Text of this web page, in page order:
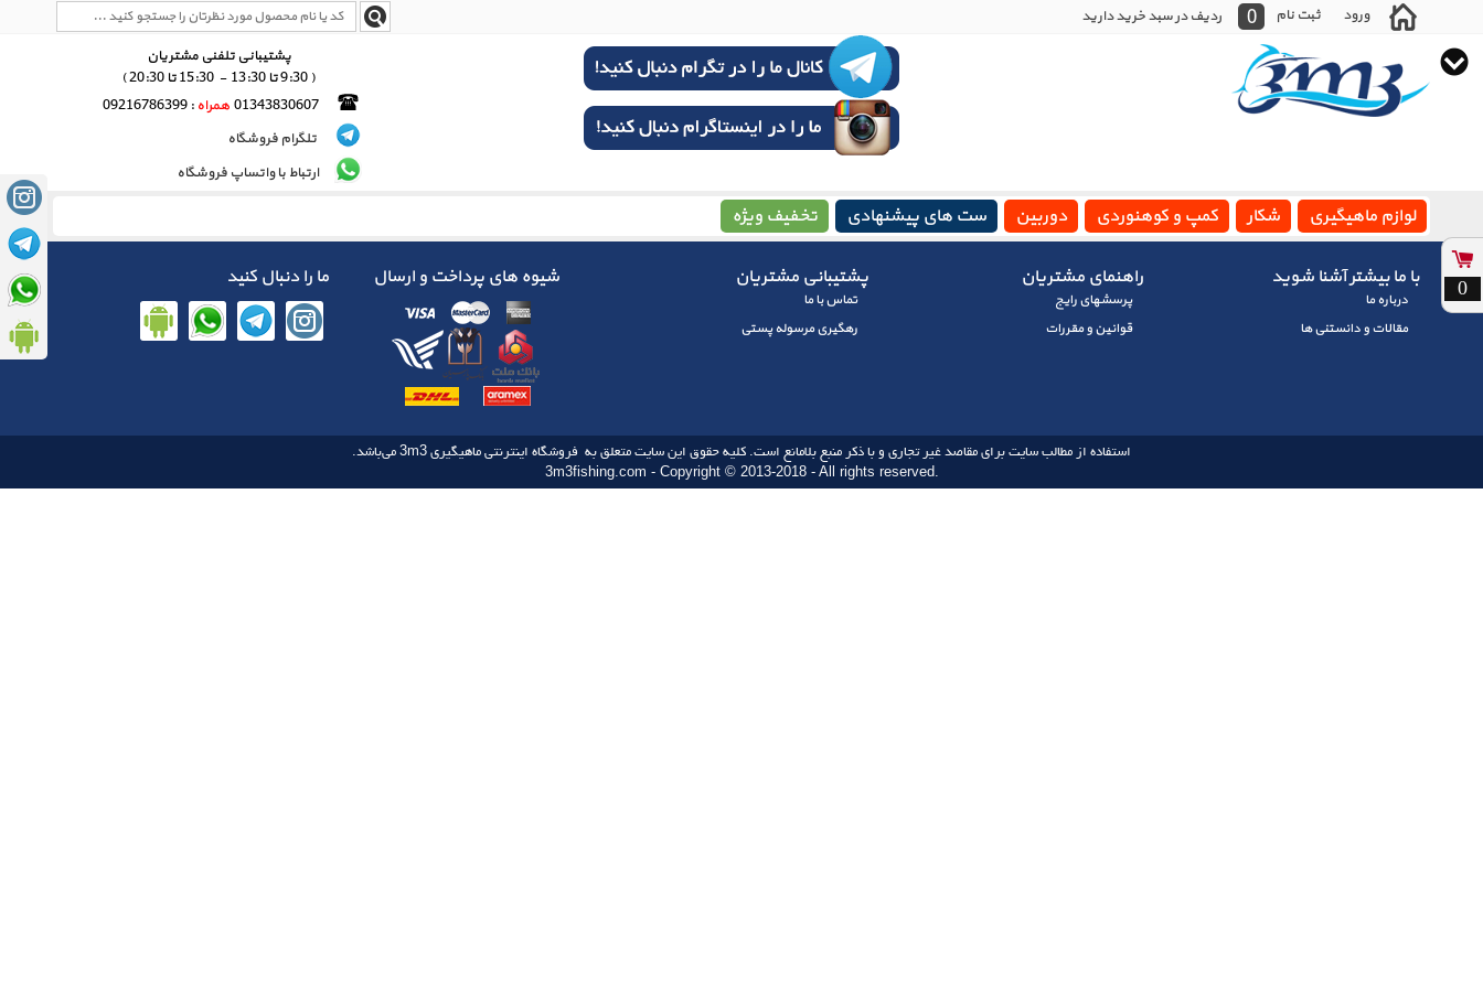
ورود ثبت نام 0
ردیف در سبد خرید دارید
پشتیبانی تلفنی مشتریان
( 9:30 تا 13:30 - 15:30 تا 20:30 )
01343830607 همراه : 09216786399
تلگرام فروشگاه
ارتباط با واتساپ فروشگاه
لوازم ماهیگیری شکار کمپ و کوهنوردی دوربین ست های پیشنهادی تخفیف ویژه
با ما بیشتر آشنا شوید
درباره ما
مقالات و دانستنی ها
راهنمای مشتریان
پرسشهای رايج
قوانین و مقررات
پشتیبانی مشتریان
تماس با ما
رهگیری مرسوله پستی
شیوه های پرداخت و ارسال ما را دنبال کنید
استفاده از مطالب سایت برای مقاصد غیر تجاری و با ذکر منبع بلامانع است. کلیه حقوق این سایت متعلق به فروشگاه اینترنتی ماهیگیری‌‌ 3m3 می‌باشد.
3m3fishing.com - Copyright © 2013-2018 - All rights reserved.
0